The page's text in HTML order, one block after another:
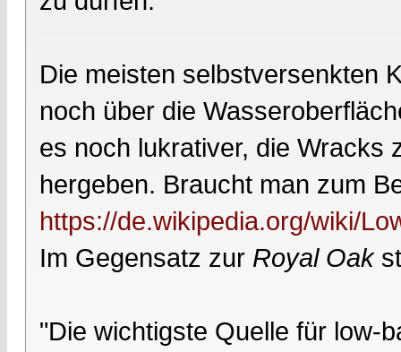
Die meisten selbstversenkten
noch über die
es noch lukrativer, die Wracks
hergeben. Braucht man zum
https://de.wikipedia.org/wiki/
Im Gegensatz zur Royal Oak
"Die wichtigste Quelle für low-